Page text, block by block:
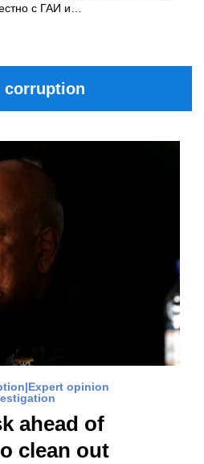
с ГАИ и…
corruption
Expert opinion
ahead of
clean out